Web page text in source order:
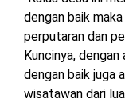
dengan baik
perputaran dan
Kuncinya,
dengan baik juga
wisatawan dari